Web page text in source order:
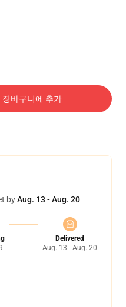
장바구니에 추가
byAug. 13 - Aug. 20
Delivered
Aug. 13 - Aug. 20